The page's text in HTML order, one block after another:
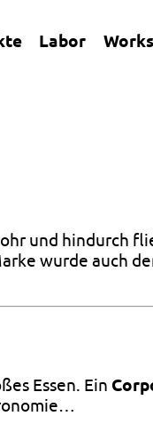
Labor
und hindurch
wurde auch
Essen. Ein